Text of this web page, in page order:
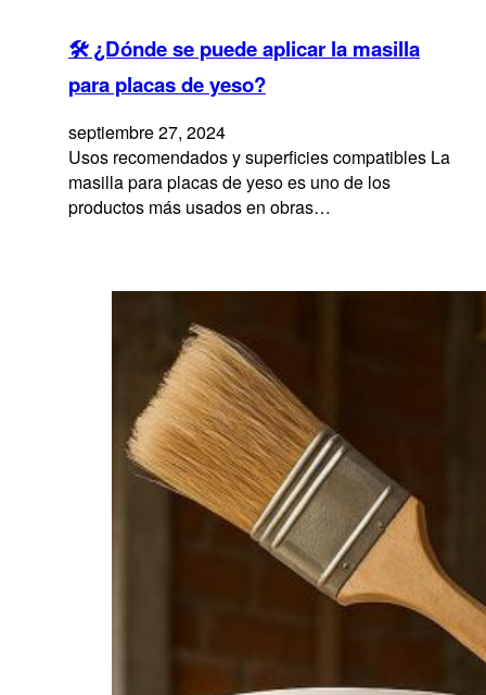
🛠 ¿Dónde se puede aplicar la masilla
para placas de yeso?
septiembre 27, 2024
Usos recomendados y superficies compatibles La
masilla para placas de yeso es uno de los
productos más usados en obras…